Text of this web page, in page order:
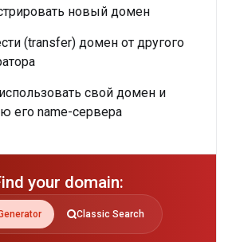
новый домен
(transfer) домен от другого
свой домен и
его name-сервера
your domain:
Classic Search